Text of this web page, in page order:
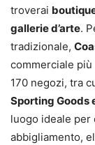
troverai
gallerie d’arte.
tradizionale,
commerciale
170 negozi, tra
Sporting Goods
luogo ideale per
abbigliamento,